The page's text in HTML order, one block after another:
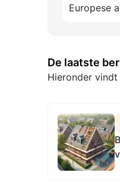
Europese
De laatste
Hieronder